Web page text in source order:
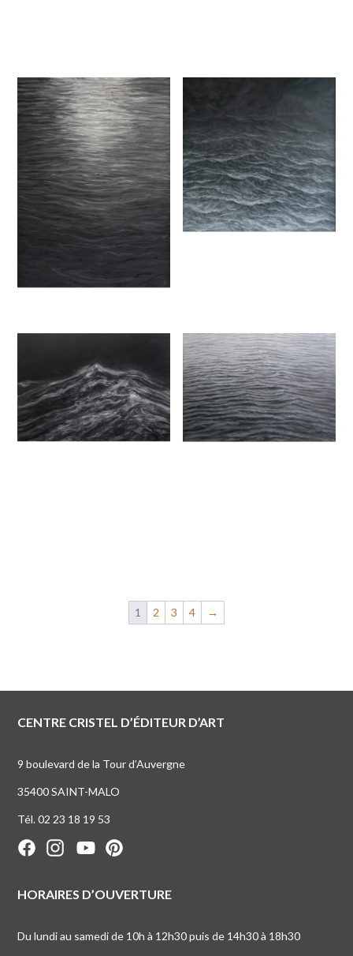
1 2 3 4 →
CENTRE CRISTEL D’ÉDITEUR D’ART
9 boulevard de la Tour d’Auvergne
35400 SAINT-MALO
Tél. 02 23 18 19 53
HORAIRES D’OUVERTURE
Du lundi au samedi de 10h à 12h30 puis de 14h30 à 18h30